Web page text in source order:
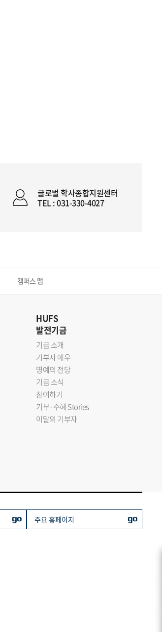
글로벌 학사종합지원센터
TEL : 031-330-4027
캠퍼스 맵
HUFS
발전기금
기금 소개
기부자 예우
명예의 전당
기금 소식
참여하기
기부·수혜 Stories
이달의 기부자
go 주요 홈페이지 go